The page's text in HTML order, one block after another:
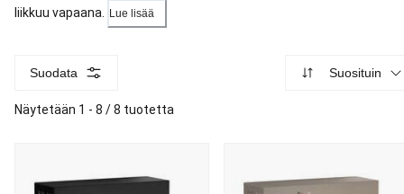
liikkuu vapaana.
Lue lisää
Suodata Suosituin
Näytetään 1 - 8 / 8 tuotetta